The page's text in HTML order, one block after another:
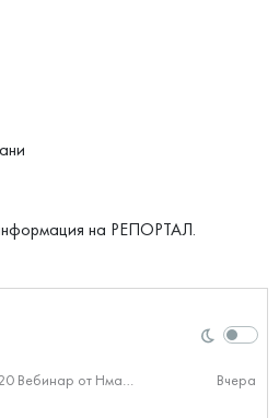
на РЕПОРТАЛ.
Гость 7370, 12.03.2020 Вебинар от Нмаркет.ПРО: «Актуальное об ипотеке: что нужно знать» Вчера